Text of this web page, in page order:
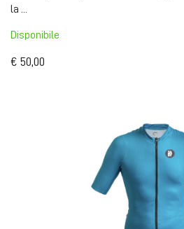
la ...
Disponibile
€ 50,00